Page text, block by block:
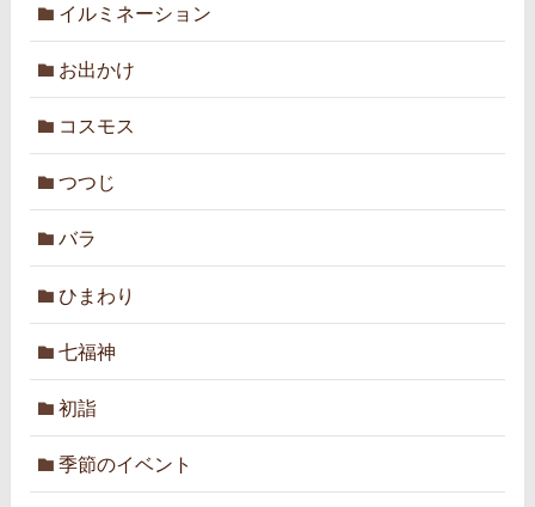
イルミネーション
お出かけ
コスモス
つつじ
バラ
ひまわり
七福神
初詣
季節のイベント